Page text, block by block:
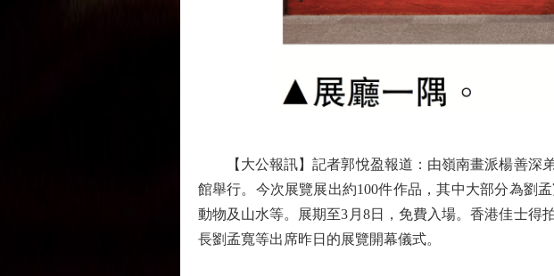
【大公報訊】記者郭悅盈報道：由嶺南畫派楊善深
館舉行。今次展覽展出約100件作品，其中大部分為劉
動物及山水等。展期至3月8日，免費入場。香港佳士得
長劉孟寬等出席昨日的展覽開幕儀式。